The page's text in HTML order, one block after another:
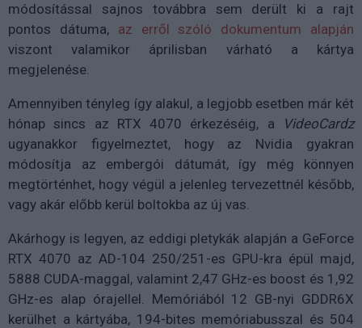
módosítással sajnos továbbra sem derült ki a rajt
pontos dátuma, az erről szóló dokumentum alapján
viszont valamikor áprilisban várható a kártya
megjelenése.
Amennyiben tényleg így alakul, a legjobb esetben már két
hónap sincs az RTX 4070 érkezéséig, a
VideoCardz
ugyanakkor figyelmeztet, hogy az Nvidia gyakran
módosítja az embergói dátumát, így még könnyen
megtörténhet, hogy végül a jelenleg tervezettnél később,
vagy akár előbb kerül boltokba az új vas.
Akárhogy is legyen, az eddigi pletykák alapján a GeForce
RTX 4070 az AD-104 250/251-es GPU-kra épül majd,
5888 CUDA-maggal, valamint 2,47 GHz-es boost és 1,92
GHz-es alap órajellel. Memóriából 12 GB-nyi GDDR6X
kerülhet a kártyába, 194-bites memóriabusszal és 504